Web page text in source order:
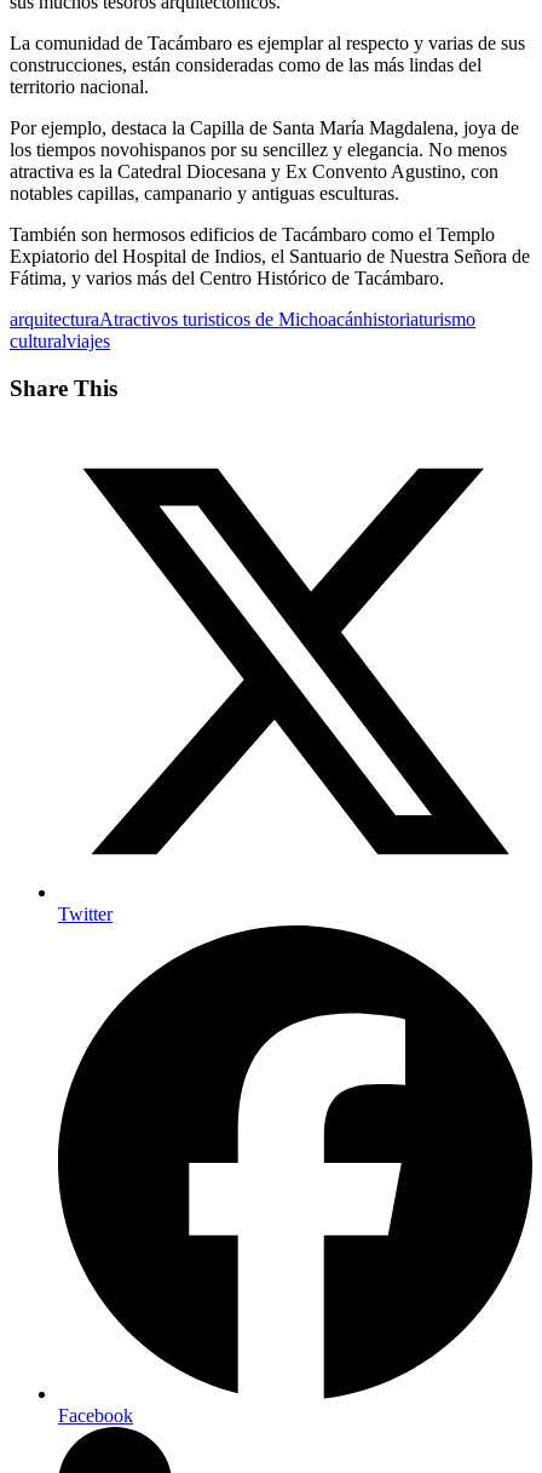
La comunidad de Tacámbaro es ejemplar al respecto y varias de sus
construcciones, están consideradas como de las más lindas del
territorio nacional.
Por ejemplo, destaca la Capilla de Santa María Magdalena, joya de
los tiempos novohispanos por su sencillez y elegancia. No menos
atractiva es la Catedral Diocesana y Ex Convento Agustino, con
notables capillas, campanario y antiguas esculturas.
También son hermosos edificios de Tacámbaro como el Templo
Expiatorio del Hospital de Indios, el Santuario de Nuestra Señora de
Fátima, y varios más del Centro Histórico de Tacámbaro.
arquitecturaAtractivos turisticos de Michoacánhistoriaturismo
culturalviajes
Share This
Twitter
Facebook